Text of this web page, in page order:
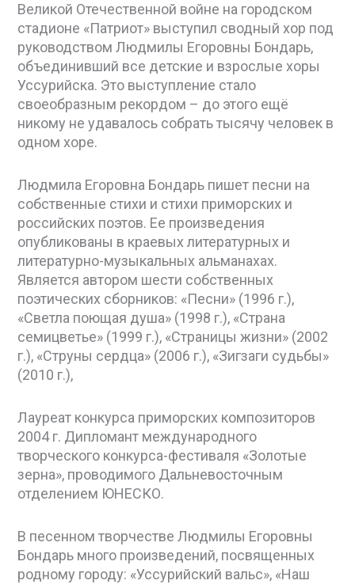
Великой Отечественной войне на городском
стадионе «Патриот» выступил сводный хор под
руководством Людмилы Егоровны Бондарь,
объединивший все детские и взрослые хоры
Уссурийска. Это выступление стало
своеобразным рекордом – до этого ещё
никому не удавалось собрать тысячу человек в
одном хоре.
Людмила Егоровна Бондарь пишет песни на
собственные стихи и стихи приморских и
российских поэтов. Ее произведения
опубликованы в краевых литературных и
литературно-музыкальных альманахах.
Является автором шести собственных
поэтических сборников: «Песни» (1996 г.),
«Светла поющая душа» (1998 г.), «Страна
семицветье» (1999 г.), «Страницы жизни» (2002
г.), «Струны сердца» (2006 г.), «Зигзаги судьбы»
(2010 г.),
Лауреат конкурса приморских композиторов
2004 г. Дипломант международного
творческого конкурса-фестиваля «Золотые
зерна», проводимого Дальневосточным
отделением ЮНЕСКО.
В песенном творчестве Людмилы Егоровны
Бондарь много произведений, посвященных
родному городу: «Уссурийский вальс», «Наш